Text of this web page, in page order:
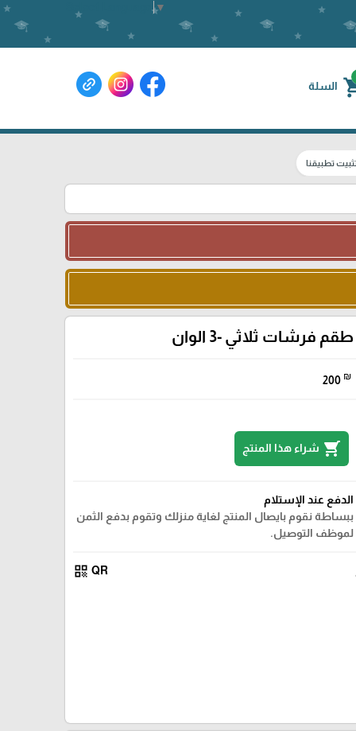
Select Language▼
السلة
تطبيقنا
طقم فرشات ثلاثي -3 الوان
200 ₪
shopping_cart شراء هذا المنتج
الدفع عند الإستلام
ببساطة نقوم بايصال المنتج لغاية منزلك وتقوم بدفع الثمن
لموظف التوصيل.
QR
qr_code